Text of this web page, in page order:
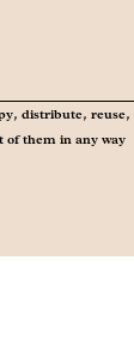
distribute, reuse,
of them in any way